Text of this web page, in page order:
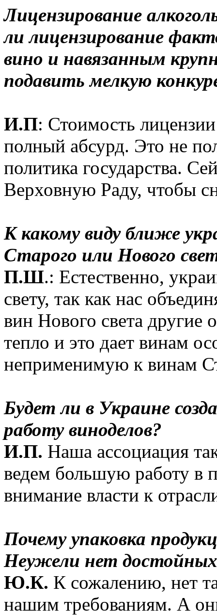
Лицензирование
ли лицензирование
вино и навязанным
подавить мелкую
И.П: Стоимость
полный абсурд. Это не
политика государства.
Верховную Раду, чтобы
К какому виду ближе
Старого или Нового
П.Ш.: Естественно,
свету, так как нас
вин Нового света другие
тепло и это дает винам
неприменимую к винам
Будет ли в Украине
работу виноделов?
И.П. Наша ассоциация
ведем большую работу в
внимание власти к
Почему упаковка
Неужели нет достойных
Ю.К. К сожалению, нет
нашим требованиям. А